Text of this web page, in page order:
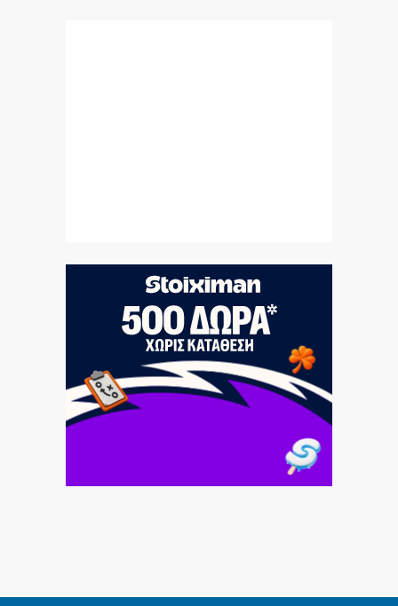
στην Αττική
«Αστέρια» και «πίστες» και βράσε όρυζα…
Παγκόσμιο Πρωτάθλημα U20: Ασημένια η Ιουλιάννα
9|08|2026 | 11:50
Αγριος ξυλοδαρμός νοσηλεύτριας από ασθενή στον
«Ερυθρό Σταυρό»